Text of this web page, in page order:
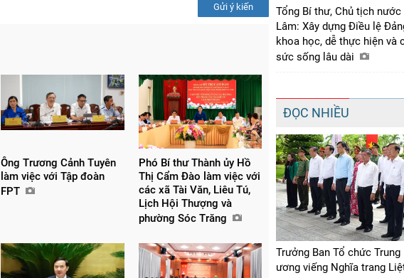
Gửi ý kiến
Ông Trương Cảnh Tuyên
làm việc với Tập đoàn
FPT
Phó Bí thư Thành ủy Hồ
Thị Cẩm Đào làm việc với
các xã Tài Văn, Liêu Tú,
Lịch Hội Thượng và
phường Sóc Trăng
Tổng Bí thư, Chủ tịch nước
Lâm: Xây dựng Điều lệ
khoa học, dễ thực hiện và
sức sống lâu dài
ĐỌC NHIỀU
Trưởng Ban Tổ chức Trung
ương viếng Nghĩa trang